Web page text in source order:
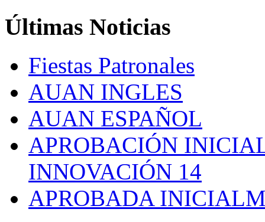
Últimas Noticias
Fiestas Patronales
AUAN INGLES
AUAN ESPAÑOL
APROBACIÓN
INNOVACIÓN 14
APROBADA